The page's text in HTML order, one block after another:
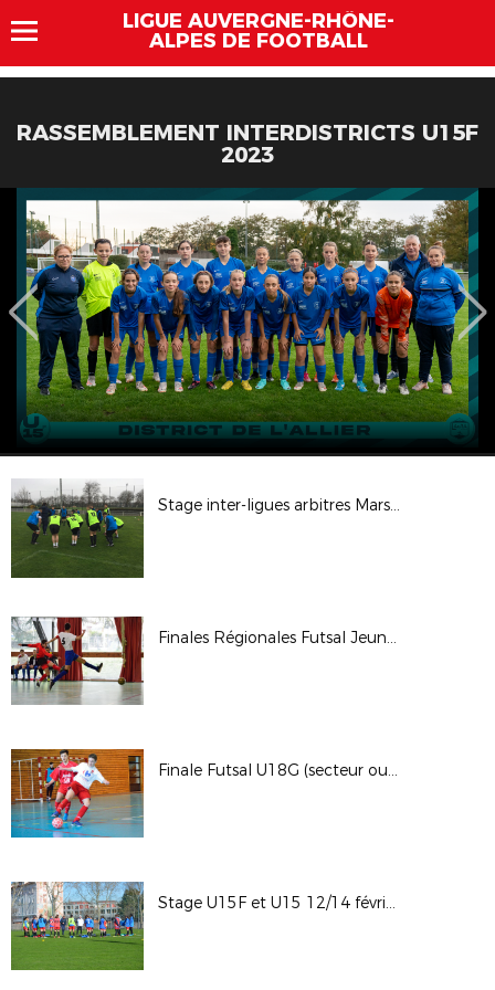
LIGUE AUVERGNE-RHÔNE-
ALPES DE FOOTBALL
RASSEMBLEMENT INTERDISTRICTS U15F
2023
Stage inter-ligues arbitres Mars 2018
Finales Régionales Futsal Jeunes (secteur Est)
Finale Futsal U18G (secteur ouest)
Stage U15F et U15 12/14 février 2018